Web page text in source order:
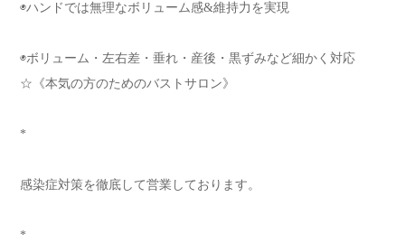
◉ハンドでは無理なボリューム感&維持力を実現
◉ボリューム・左右差・垂れ・産後・黒ずみなど細かく対応
☆《本気の方のためのバストサロン》
*
感染症対策を徹底して営業しております。
*